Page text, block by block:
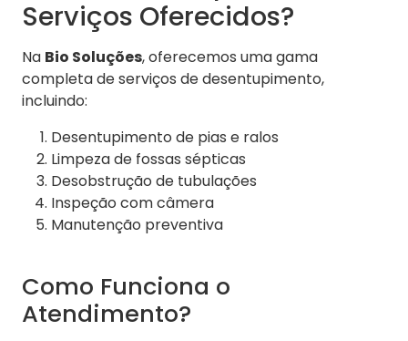
Serviços Oferecidos?
Na Bio Soluções, oferecemos uma gama
completa de serviços de desentupimento,
incluindo:
Desentupimento de pias e ralos
Limpeza de fossas sépticas
Desobstrução de tubulações
Inspeção com câmera
Manutenção preventiva
Como Funciona o
Atendimento?